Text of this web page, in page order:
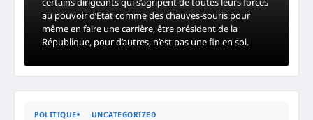
au pouvoir d’Etat comme des chauves-souris pour
même en faire une carrière, être président de la
République, pour d’autres, n’est pas une fin en soi.
POLITIQUE UNCATEGORIZED